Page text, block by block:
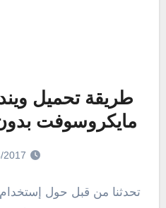
مايكروسوفت
2017